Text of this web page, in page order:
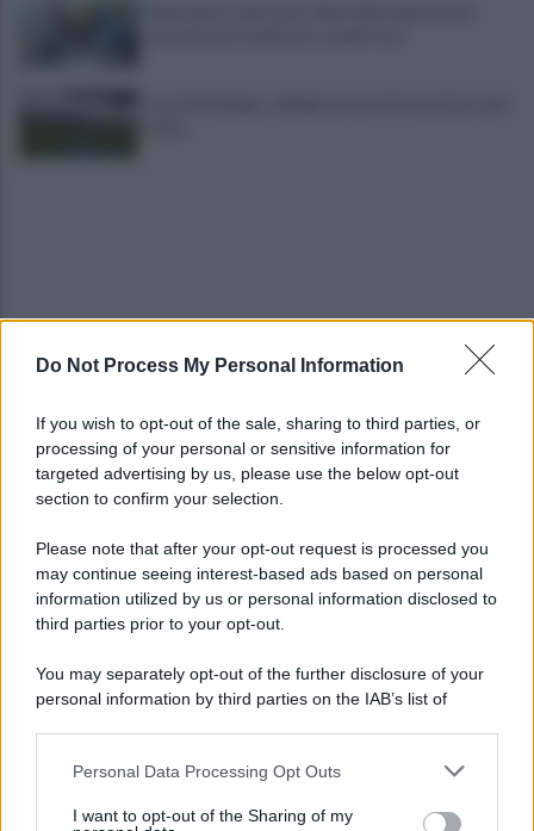
Do Not Process My Personal Information
If you wish to opt-out of the sale, sharing to third parties, or
processing of your personal or sensitive information for
targeted advertising by us, please use the below opt-out
section to confirm your selection.
Please note that after your opt-out request is processed you
may continue seeing interest-based ads based on personal
information utilized by us or personal information disclosed to
third parties prior to your opt-out.
You may separately opt-out of the further disclosure of your
personal information by third parties on the IAB’s list of
This information may also be disclosed by us to third parties
disclose it to other third parties.
Personal Data Processing Opt Outs
I want to opt-out of the Sharing of my
Gabriel Jesus al Napoli? Pista concreta: le ultime
Napoli, Meret o Savic? Spunta un nuovo nome per
la porta azzurra!